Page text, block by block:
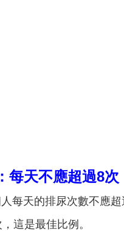
每天不應超過8次
每天的排尿次數不應超
這是最佳比例。